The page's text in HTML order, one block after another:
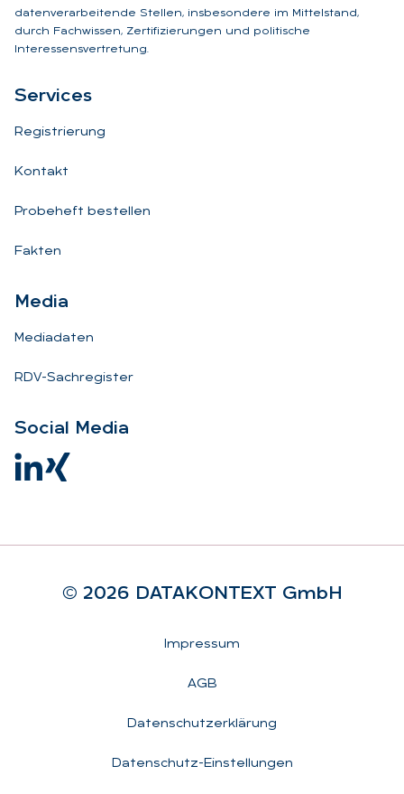
datenverarbeitende Stellen, insbesondere im Mittelstand,
durch Fachwissen, Zertifizierungen und politische
Interessensvertretung.
Ser­vices
Registrierung
Kontakt
Probeheft bestellen
Fakten
Me­dia
Mediadaten
RDV-Sachregister
So­ci­al Me­dia
© 2026 DA­TA­KON­TEXT GmbH
Impressum
AGB
Datenschutzerklärung
Datenschutz-Einstellungen